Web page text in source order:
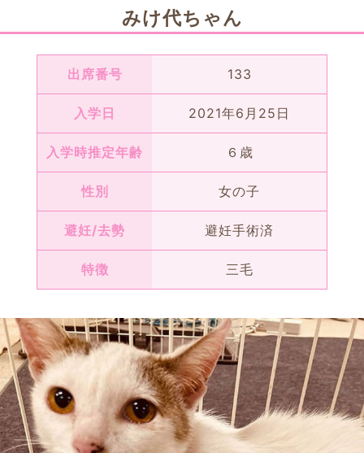
みけ代ちゃん
出席番号 133
入学日 2021年6月25日
入学時推定年齢 ６歳
性別 女の子
避妊/去勢 避妊手術済
特徴 三毛